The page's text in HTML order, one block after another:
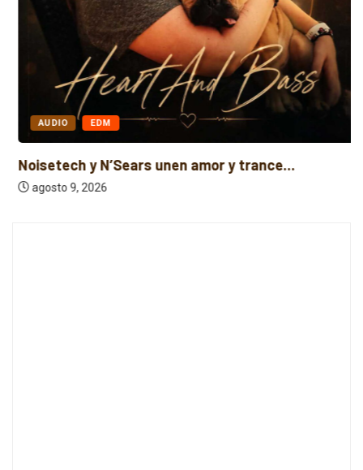
AUDIO EDM
Noisetech y N’Sears unen amor y trance...
agosto 9, 2026